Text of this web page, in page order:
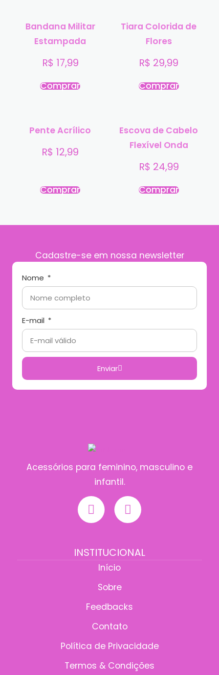
Bandana Militar
Estampada
R$ 17,99
Comprar
Tiara Colorida de
Flores
R$ 29,99
Comprar
Pente Acrílico
R$ 12,99
Comprar
Escova de Cabelo
Flexível Onda
R$ 24,99
Comprar
Cadastre-se em nossa newsletter
Nome
E-mail
Enviar
Acessórios para feminino, masculino e
infantil.
INSTITUCIONAL
Início
Sobre
Feedbacks
Contato
Política de Privacidade
Termos & Condições